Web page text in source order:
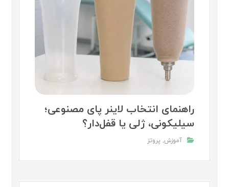
راهنمای انتخاب لاینر پای مصنوعی؛
سیلیکونی، ژلی یا قفل‌دار؟
آموزش, پروتز